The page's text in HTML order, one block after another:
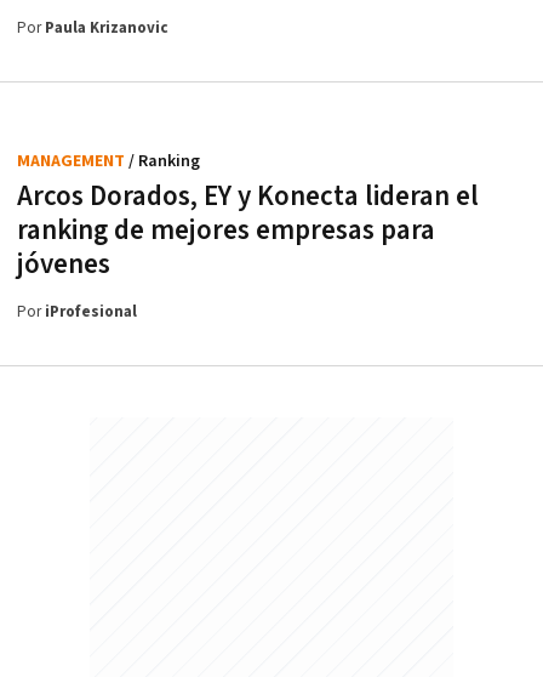
PorPaula Krizanovic
Arcos Dorados, EY y Konecta lideran el
ranking de mejores empresas para
jóvenes
MANAGEMENT / Ranking
PoriProfesional